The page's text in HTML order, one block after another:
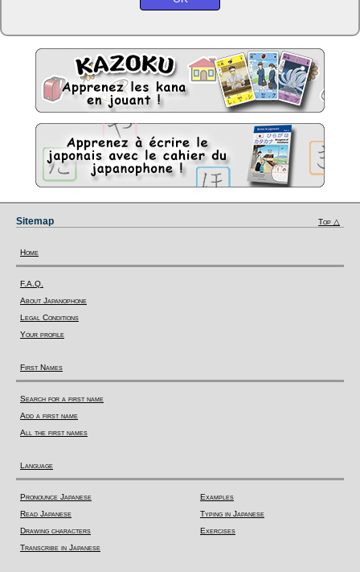
Sitemap Top △
Home
F.A.Q.
About Japanophone
Legal Conditions
Your profile
First Names
Search for a first name
Add a first name
All the first names
Language
Pronounce Japanese
Read Japanese
Drawing characters
Transcribe in Japanese
Examples
Typing in Japanese
Exercises